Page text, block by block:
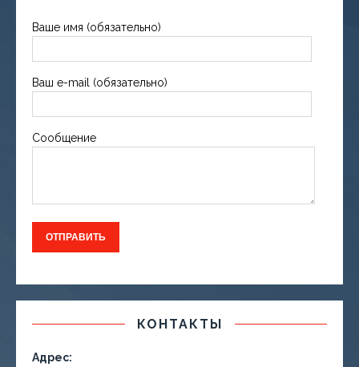
Ваше имя (обязательно)
Ваш e-mail (обязательно)
Сообщение
КОНТАКТЫ
Адрес: